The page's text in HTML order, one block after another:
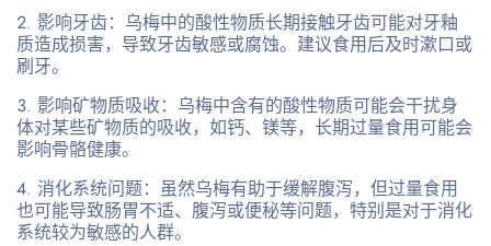
影响牙齿：乌梅中的酸性物质长期接触牙齿可能对牙釉
质造成损害，导致牙齿敏感或腐蚀。建议食用后及时漱口或
刷牙。
影响矿物质吸收：乌梅中含有的酸性物质可能会干扰身
体对某些矿物质的吸收，如钙、镁等，长期过量食用可能会
影响骨骼健康。
消化系统问题：虽然乌梅有助于缓解腹泻，但过量食用
也可能导致肠胃不适、腹泻或便秘等问题，特别是对于消化
系统较为敏感的人群。